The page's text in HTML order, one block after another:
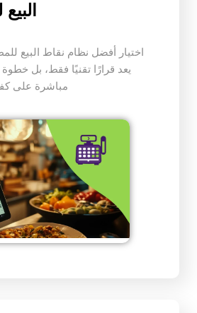
يعد قرارًا تقنيًا فقط، بل خطوة
مباشرة على